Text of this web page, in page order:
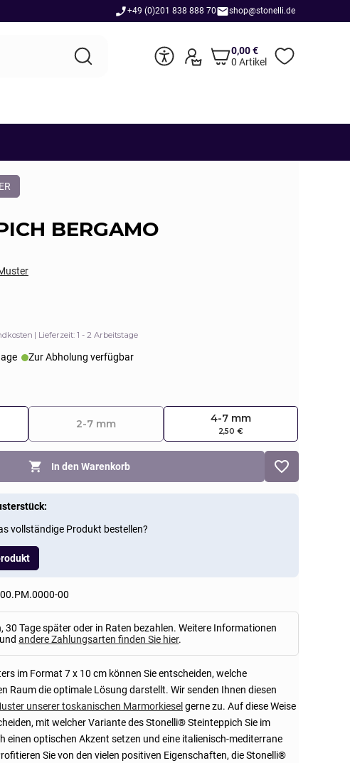
+49 (0)201 838 888 70 shop@stonelli.de
0,00€
0 Artikel
BERGAMO
00
Lieferzeit: 1 - 2 Arbeitstage
im Format 7 x 10 cm können Sie entscheiden, welche
Raum die optimale Lösung darstellt. Wir senden Ihnen diesen
unserer toskanischen Marmorkieselgerne zu. Auf diese Weise
mit welcher Variante des Stonelli® Steinteppich Sie im
einen optischen Akzent setzen und eine italienisch-mediterrane
Sie von den vielen positiven Eigenschaften, die Stonelli®
2-7 mm 4-7 mm
2,50 €
In den Warenkorb
vollständige Produkt bestellen?
30 Tage später oder in Raten bezahlen. Weitere Informationen
andere Zahlungsarten finden Sie hier.
Zur Abholung verfügbar